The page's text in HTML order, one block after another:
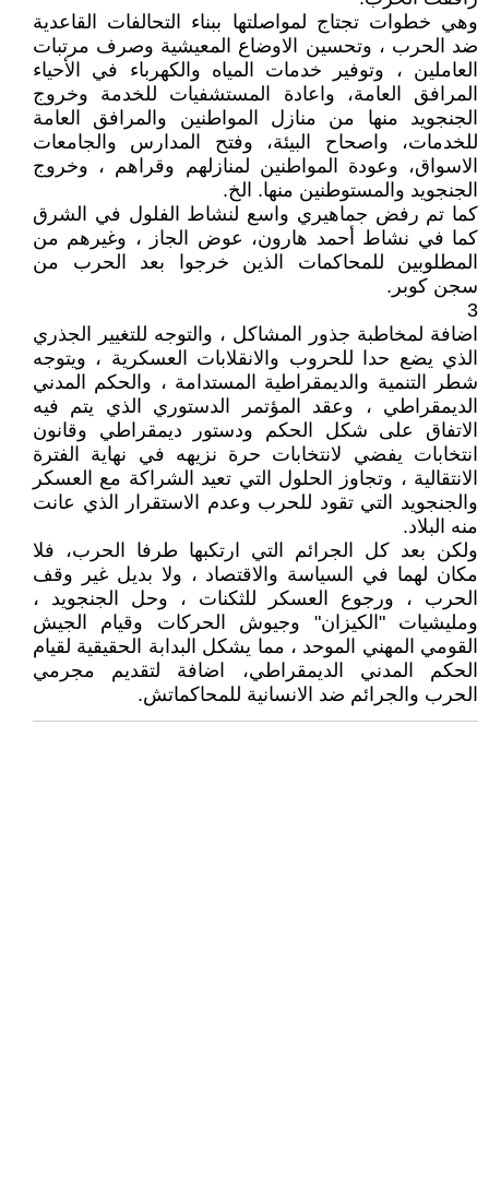
وهي خطوات تجتاج لمواصلتها ببناء التحالفات القاعدية
ضد الحرب ، وتحسين الاوضاع المعيشية وصرف مرتبات
العاملين ، وتوفير خدمات المياه والكهرباء في الأحياء
المرافق العامة، واعادة المستشفيات للخدمة وخروج
الجنجويد منها من منازل المواطنين والمرافق العامة
للخدمات، واصحاح البيئة، وفتح المدارس والجامعات
الاسواق، وعودة المواطنين لمنازلهم وقراهم ، وخروج
الجنجويد والمستوطنين منها. الخ.
كما تم رفض جماهيري واسع لنشاط الفلول في الشرق
كما في نشاط أحمد هارون، عوض الجاز ، وغيرهم من
المطلوبين للمحاكمات الذين خرجوا بعد الحرب من
سجن كوبر.
3
اضافة لمخاطبة جذور المشاكل ، والتوجه للتغيير الجذري
الذي يضع حدا للحروب والانقلابات العسكرية ، ويتوجه
شطر التنمية والديمقراطية المستدامة ، والحكم المدني
الديمقراطي ، وعقد المؤتمر الدستوري الذي يتم فيه
الاتفاق على شكل الحكم ودستور ديمقراطي وقانون
انتخابات يفضي لانتخابات حرة نزيهه في نهاية الفترة
الانتقالية ، وتجاوز الحلول التي تعيد الشراكة مع العسكر
والجنجويد التي تقود للحرب وعدم الاستقرار الذي عانت
منه البلاد.
ولكن بعد كل الجرائم التي ارتكبها طرفا الحرب، فلا
مكان لهما في السياسة والاقتصاد ، ولا بديل غير وقف
الحرب ، ورجوع العسكر للثكنات ، وحل الجنجويد ،
ومليشيات "الكيزان" وجيوش الحركات وقيام الجيش
القومي المهني الموحد ، مما يشكل البدابة الحقيقية لقيام
الحكم المدني الديمقراطي، اضافة لتقديم مجرمي
الحرب والجرائم ضد الانسانية للمحاكماتش.